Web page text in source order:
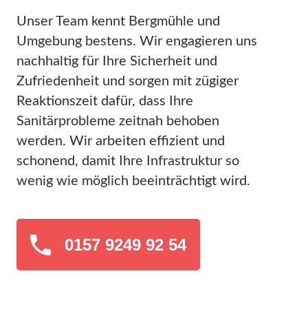
Unser Team kennt Bergmühle und
Umgebung bestens. Wir engagieren uns
nachhaltig für Ihre Sicherheit und
Zufriedenheit und sorgen mit zügiger
Reaktionszeit dafür, dass Ihre
Sanitärprobleme zeitnah behoben
werden. Wir arbeiten effizient und
schonend, damit Ihre Infrastruktur so
wenig wie möglich beeinträchtigt wird.
0157 9249 92 54